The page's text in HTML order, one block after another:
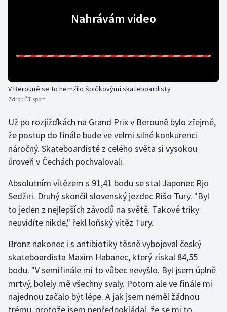
Jezdectví
Judo
Krasobruslení
Lyže a snowboard
Moderní pětiboj
Motorsport
Olympijské hry
Parasport
Nahrávám video
V Berouně se to hemžilo špičkovými skateboardisty
Zdroj: ČT sport
Už po rozjížďkách na Grand Prix v Berouně bylo zřejmé,
že postup do finále bude ve velmi silné konkurenci
náročný. Skateboardisté z celého světa si vysokou
úroveň v Čechách pochvalovali.
Absolutním vítězem s 91,41 bodu se stal Japonec Rjo
Sedžiri. Druhý skončil slovenský jezdec Rišo Tury. "Byl
to jeden z nejlepších závodů na světě. Takové triky
neuvidíte nikde," řekl loňský vítěz Tury.
Bronz nakonec i s antibiotiky těsně vybojoval český
skateboardista Maxim Habanec, který získal 84,55
bodu. "V semifinále mi to vůbec nevyšlo. Byl jsem úplně
mrtvý, bolely mě všechny svaly. Potom ale ve finále mi
najednou začalo být lépe. A jak jsem neměl žádnou